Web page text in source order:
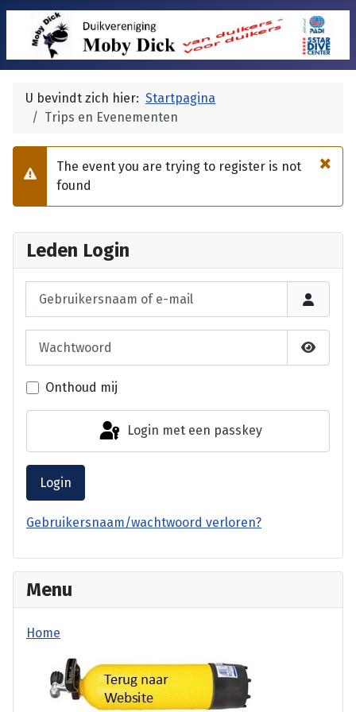
U bevindt zich hier: Startpagina
Trips en Evenementen
×
Waarschuwing
The event you are trying to register is not
found
Leden Login
Gebruikersnaam of e-mail
Wachtwoord
Laat
Onthoud mij
Login met een passkey
Login
Gebruikersnaam/wachtwoord verloren?
Menu
Home